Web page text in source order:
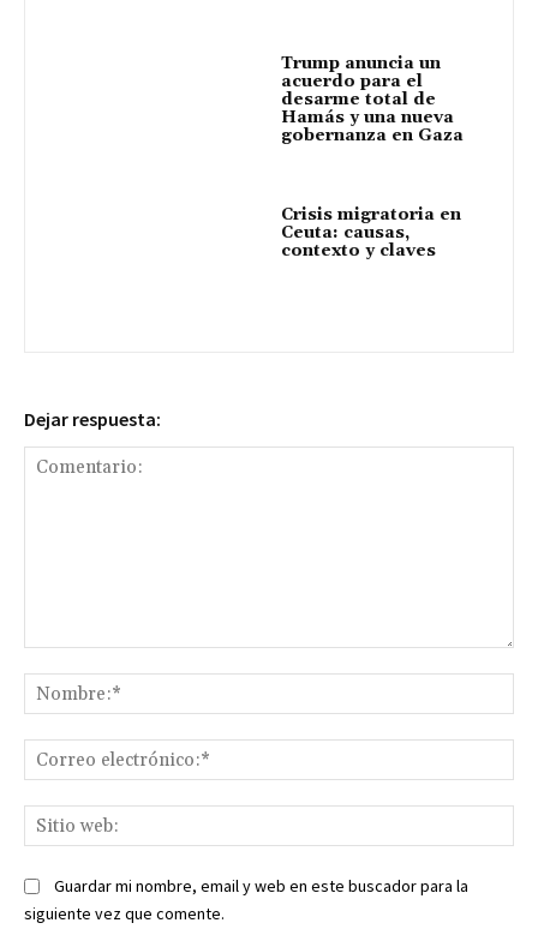
Trump anuncia un
acuerdo para el
desarme total de
Hamás y una nueva
gobernanza en Gaza
Crisis migratoria en
Ceuta: causas,
contexto y claves
Dejar respuesta:
Guardar mi nombre, email y web en este buscador para la
siguiente vez que comente.